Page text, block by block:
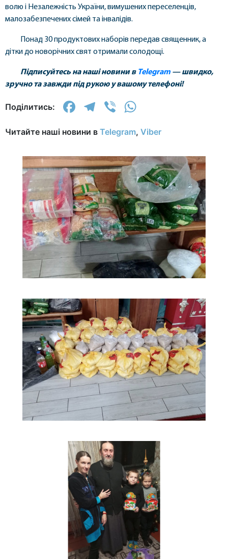
волю і Незалежність України, вимушених переселенців,
малозабезпечених сімей та інвалідів.
Понад 30 продуктових наборів передав священник, а
дітки до новорічних свят отримали солодощі.
Підписуйтесь на наші новини в Telegram — швидко,
зручно та завжди під рукою у вашому телефоні!
Поділитись: Facebook
Telegram
Viber
Читайте наші новини в Telegram, Viber